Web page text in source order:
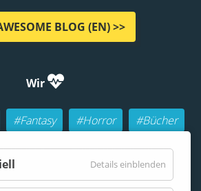
BLOG (EN) >>
Wir
#Fantasy #Horror
#Bücher
Geeks
#Rollenspiele (RPGs)
Details einblenden